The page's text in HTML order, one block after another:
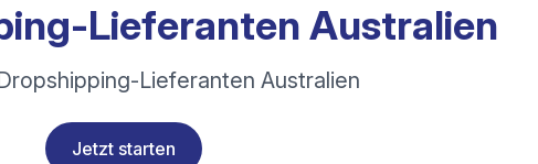
Lieferanten Australien
Lieferanten Australien
Jetzt starten